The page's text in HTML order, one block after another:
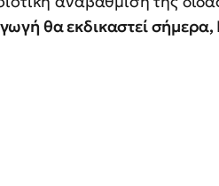
θα εκδικαστεί